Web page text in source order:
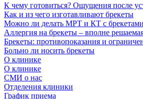
К чему готовиться? Ощущения после
Как и из чего изготавливают брекеты
Можно ли делать МРТ и КТ с
Аллергия на брекеты – вполне
Брекеты: противопоказания и
Больно ли носить брекеты
О клинике
О клинике
СМИ о нас
Отделения клиники
График приема